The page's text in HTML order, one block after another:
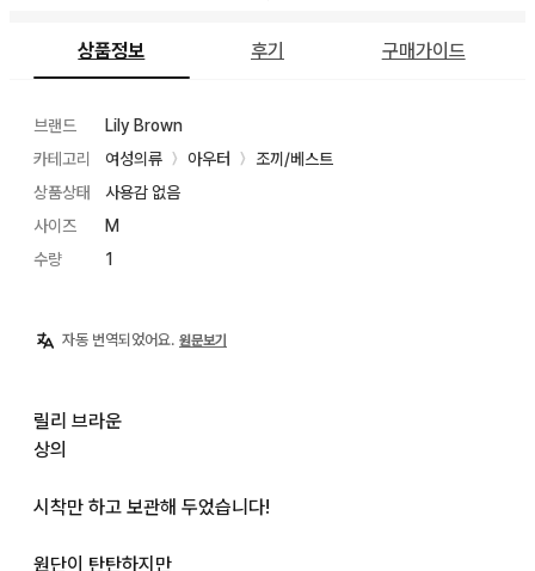
상품정보 후기 구매가이드
브랜드
Lily Brown
카테고리
여성의류 〉 아우터 〉
조끼/베스트
상품상태
사용감 없음
사이즈
M
수량
1
자동 번역되었어요. 원문보기
릴리 브라운
상의
시착만 하고 보관해 두었습니다!
원단이 탄탄하지만